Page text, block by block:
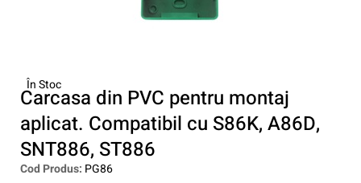
În Stoc
Carcasa din PVC pentru montaj
aplicat. Compatibil cu S86K, A86D,
SNT886, ST886
Cod Produs: PG86